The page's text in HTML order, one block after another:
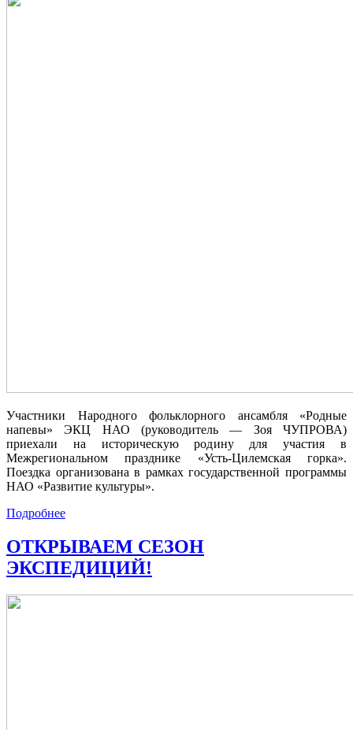
Участники Народного фольклорного ансамбля «Родные
напевы» ЭКЦ НАО (руководитель — Зоя ЧУПРОВА)
приехали на историческую родину для участия в
Межрегиональном празднике «Усть‑Цилемская горка».
Поездка организована в рамках государственной программы
НАО «Развитие культуры».
Подробнее
ОТКРЫВАЕМ СЕЗОН
ЭКСПЕДИЦИЙ!